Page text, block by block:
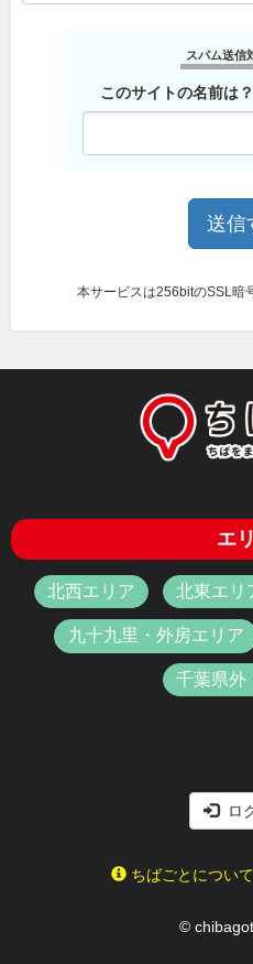
スパム送信
このサイトの名前は
本サービスは256bitのSSL暗
エ
北西エリア 北東エリ
九十九里・外房エリア
千葉県外
ロ
ちばごとについて
©